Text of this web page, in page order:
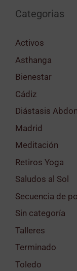
Categorias
Activos
Asthanga
Bienestar
Cádiz
Diástasis
Madrid
Meditación
Retiros Yoga
Saludos al Sol
Secuencia de
Sin categoría
Talleres
Terminado
Toledo